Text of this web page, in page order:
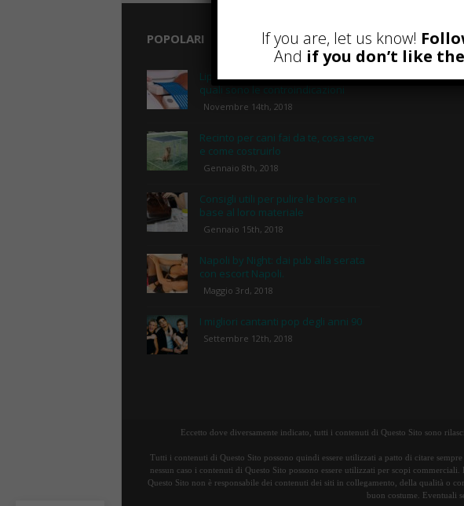
POPOLARI
Lipolaser, cos’è, come funziona e
quali sono le controindicazioni
Novembre 14th, 2018
Recinto per cani fai da te, cosa serve
e come costruirlo
Gennaio 8th, 2018
Consigli utili per pulire le borse in
base al loro materiale
Gennaio 15th, 2018
Napoli by Night: dai pub alla serata
con escort Napoli.
Maggio 3rd, 2018
I migliori cantanti pop degli anni 90
Settembre 12th, 2018
Eccetto dove diversamente indicato, tutti i contenuti di Questo Sito sono
Tutti i contenuti di Questo Sito possono quindi essere utilizzati a patto di citare
nessun caso i contenuti di Questo Sito possono essere utilizzati per scopi
Questo Sito non è responsabile dei contenuti dei siti in collegamento, della qualità o
buon costume. Eventuali
If you are, let us know!
And if you don’t like